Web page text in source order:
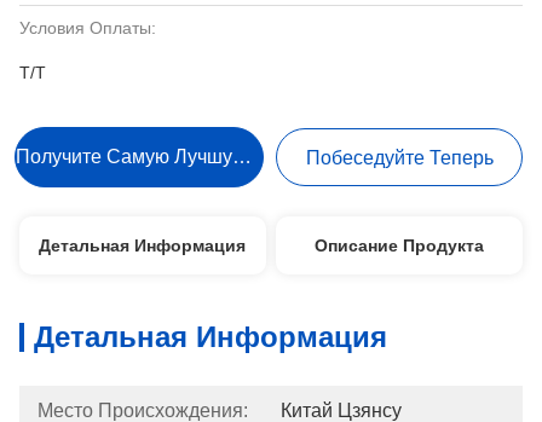
Условия Оплаты:
Т/Т
Получите Самую Лучшую Цену Побеседуйте Теперь
Детальная Информация Описание Продукта
Детальная Информация
Место Происхождения: Китай Цзянсу